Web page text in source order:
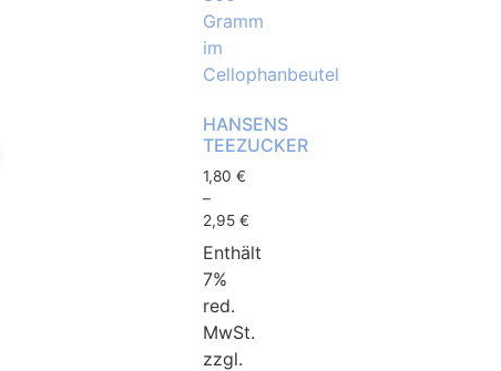
HANSENS
TEEZUCKER
1,80€
–
2,95€
Enthält
7%
red.
MwSt.
zzgl.